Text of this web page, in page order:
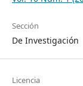
Sección
De Investigación
Licencia